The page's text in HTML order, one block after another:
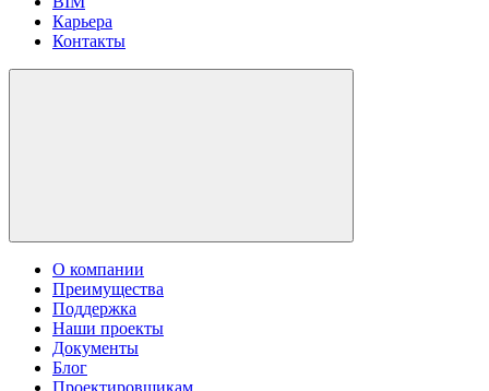
Карьера
Контакты
О компании
Преимущества
Поддержка
Наши проекты
Документы
Блог